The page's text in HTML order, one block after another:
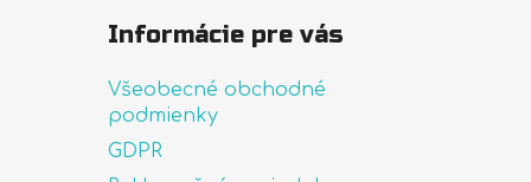
Informácie pre vás
Všeobecné obchodné
podmienky
GDPR